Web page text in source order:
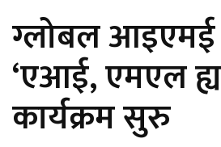
ग्लोबल
‘एआई, एमएल
कार्यक्रम सुरु